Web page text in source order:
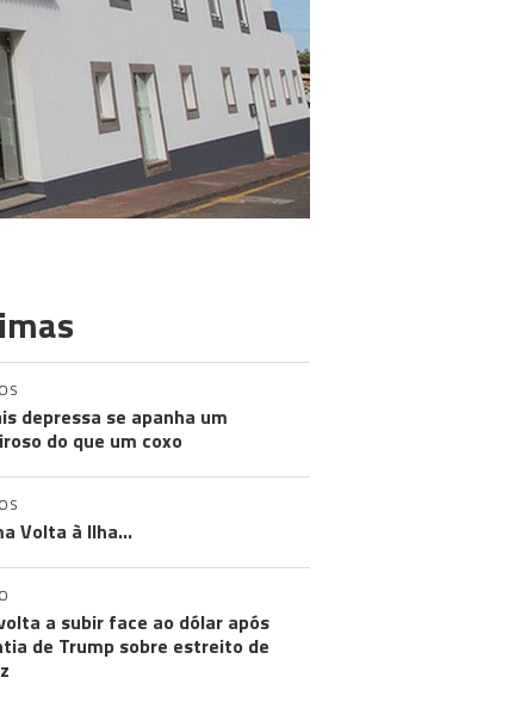
depressa se apanha um
do que um coxo
Volta à Ilha…
a subir face ao dólar após
de Trump sobre estreito de